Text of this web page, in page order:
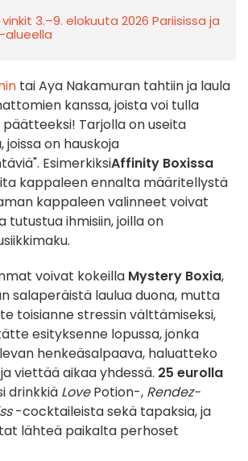
3.–9. elokuuta 2026 Pariisissa ja
alueella
tai Aya Nakamuran tahtiin ja laula
kanssa, joista voi tulla
päätteeksi! Tarjolla on useita
, joissa on hauskoja
EsimerkiksiAffinity Boxissa
kappaleen ennalta määritellystä
kappaleen valinneet voivat
tutustua ihmisiin, joilla on
voivat kokeilla Mystery Boxia,
salaperäistä laulua duona, mutta
toisianne stressin välttämiseksi,
esityksenne lopussa, jonka
henkeäsalpaava, haluatteko
viettää aikaa yhdessä. 25 eurolla
drinkkiä LovePotion-, Rendez-
-cocktaileista sekä tapaksia, ja
lähteä paikalta perhoset